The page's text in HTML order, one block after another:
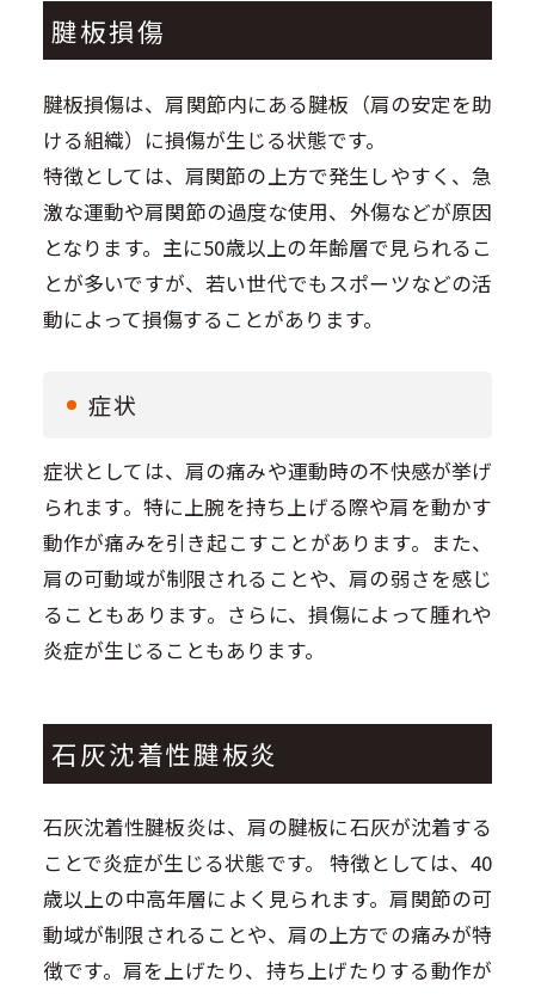
腱板損傷
腱板損傷は、肩関節内にある腱板（肩の安定を助
ける組織）に損傷が生じる状態です。
特徴としては、肩関節の上方で発生しやすく、急
激な運動や肩関節の過度な使用、外傷などが原因
となります。主に50歳以上の年齢層で見られるこ
とが多いですが、若い世代でもスポーツなどの活
動によって損傷することがあります。
症状
症状としては、肩の痛みや運動時の不快感が挙げ
られます。特に上腕を持ち上げる際や肩を動かす
動作が痛みを引き起こすことがあります。また、
肩の可動域が制限されることや、肩の弱さを感じ
ることもあります。さらに、損傷によって腫れや
炎症が生じることもあります。
石灰沈着性腱板炎
石灰沈着性腱板炎は、肩の腱板に石灰が沈着する
ことで炎症が生じる状態です。 特徴としては、40
歳以上の中高年層によく見られます。肩関節の可
動域が制限されることや、肩の上方での痛みが特
徴です。肩を上げたり、持ち上げたりする動作が